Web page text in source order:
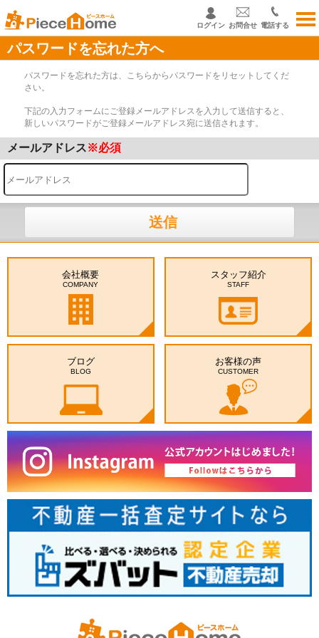
ログイン お問合せ 電話する
パスワードを忘れた方へ
パスワードを忘れた方は、こちらからパスワードをリセットしてくだ
さい。
下記の入力フォームにご登録メールアドレスを入力して送信すると、
新しいパスワードがご登録メールアドレス宛に送信されます。
メールアドレス※必須
送信
会社概要
COMPANY
スタッフ紹介
STAFF
ブログ
BLOG
お客様の声
CUSTOMER